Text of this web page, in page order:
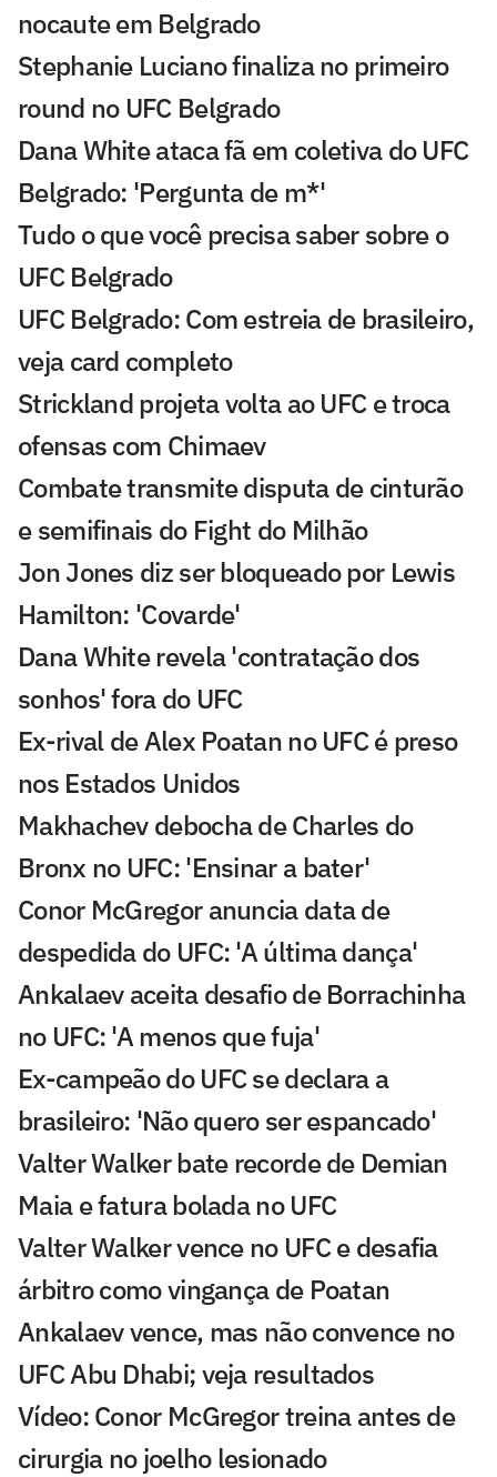
nocaute em Belgrado
Stephanie Luciano finaliza no primeiro
round no UFC Belgrado
Dana White ataca fã em coletiva do UFC
Belgrado: 'Pergunta de m*'
Tudo o que você precisa saber sobre o
UFC Belgrado
UFC Belgrado: Com estreia de brasileiro,
veja card completo
Strickland projeta volta ao UFC e troca
ofensas com Chimaev
Combate transmite disputa de cinturão
e semifinais do Fight do Milhão
Jon Jones diz ser bloqueado por Lewis
Hamilton: 'Covarde'
Dana White revela 'contratação dos
sonhos' fora do UFC
Ex-rival de Alex Poatan no UFC é preso
nos Estados Unidos
Makhachev debocha de Charles do
Bronx no UFC: 'Ensinar a bater'
Conor McGregor anuncia data de
despedida do UFC: 'A última dança'
Ankalaev aceita desafio de Borrachinha
no UFC: 'A menos que fuja'
Ex-campeão do UFC se declara a
brasileiro: 'Não quero ser espancado'
Valter Walker bate recorde de Demian
Maia e fatura bolada no UFC
Valter Walker vence no UFC e desafia
árbitro como vingança de Poatan
Ankalaev vence, mas não convence no
UFC Abu Dhabi; veja resultados
Vídeo: Conor McGregor treina antes de
cirurgia no joelho lesionado